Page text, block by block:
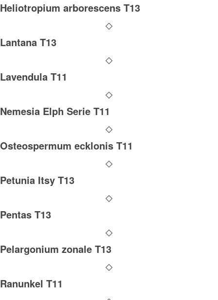
Heliotropium arborescens T13
Lantana T13
Lavendula T11
Nemesia Elph Serie T11
Osteospermum ecklonis T11
Petunia Itsy T13
Pentas T13
Pelargonium zonale T13
Ranunkel T11